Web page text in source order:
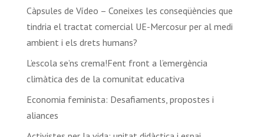
Càpsules de Vídeo – Coneixes les conseqüències que
tindria el tractat comercial UE-Mercosur per al medi
ambient i els drets humans?
L’escola se’ns crema!Fent front a l’emergència
climàtica des de la comunitat educativa
Economia feminista: Desafiaments, propostes i
aliances